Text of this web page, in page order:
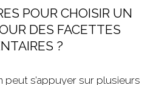
POUR CHOISIR UN
DES FACETTES
?
peut s’appuyer sur plusieurs